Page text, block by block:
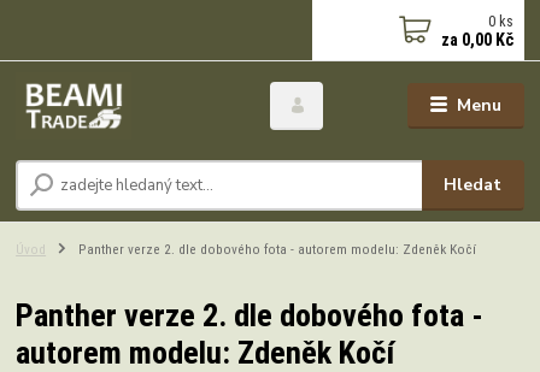
Menu
Hledat
0 ks
za 0,00 Kč
Úvod Panther verze 2. dle dobového fota - autorem modelu: Zdeněk Kočí
Panther verze 2. dle dobového fota -
autorem modelu: Zdeněk Kočí